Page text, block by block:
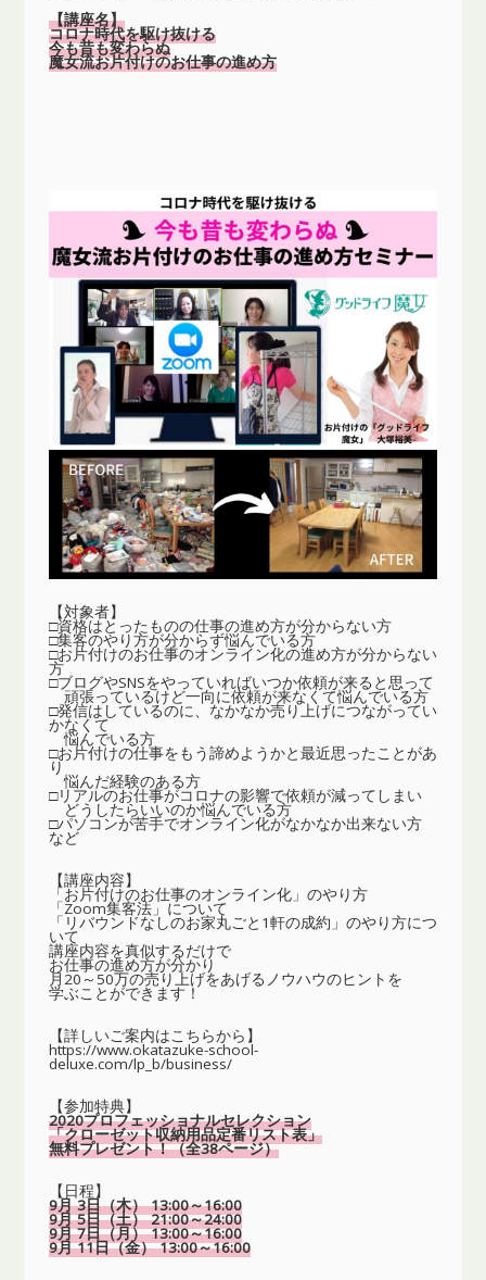
【講座名】
コロナ時代を駆け抜ける
今も昔も変わらぬ
魔女流お片付けのお仕事の進め方
【対象者】
□資格はとったものの仕事の進め方が分からない方
□集客のやり方が分からず悩んでいる方
□お片付けのお仕事のオンライン化の進め方が分からない
方
□ブログやSNSをやっていればいつか依頼が来ると思って
頑張っているけど一向に依頼が来なくて悩んでいる方
□発信はしているのに、なかなか売り上げにつながってい
かなくて
悩んでいる方
□お片付けの仕事をもう諦めようかと最近思ったことがあ
り
悩んだ経験のある方
□リアルのお仕事がコロナの影響で依頼が減ってしまい
どうしたらいいのか悩んでいる方
□パソコンが苦手でオンライン化がなかなか出来ない方
など
【講座内容】
「お片付けのお仕事のオンライン化」のやり方
「Zoom集客法」について
「リバウンドなしのお家丸ごと1軒の成約」のやり方につ
いて
講座内容を真似するだけで
お仕事の進め方が分かり
月20～50万の売り上げをあげるノウハウのヒントを
学ぶことができます！
【詳しいご案内はこちらから】
https://www.okatazuke-school-
deluxe.com/lp_b/business/
【参加特典】
2020プロフェッショナルセレクション
「クローゼット収納用品定番リスト表」
無料プレゼント！（全38ページ）
【日程】
9月 3日（木） 13:00～16:00
9月 5日（土） 21:00～24:00
9月 7日（月） 13:00～16:00
9月 11日（金） 13:00～16:00